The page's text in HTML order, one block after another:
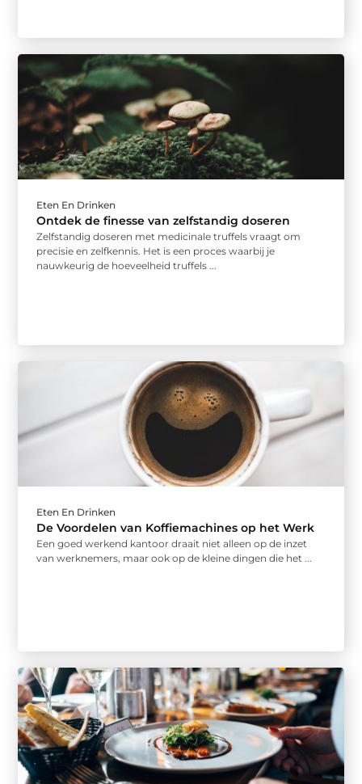
Eten En Drinken
Ontdek de finesse van zelfstandig doseren
Zelfstandig doseren met medicinale truffels vraagt om
precisie en zelfkennis. Het is een proces waarbij je
nauwkeurig de hoeveelheid truffels ...
Eten En Drinken
De Voordelen van Koffiemachines op het Werk
Een goed werkend kantoor draait niet alleen op de inzet
van werknemers, maar ook op de kleine dingen die het ...